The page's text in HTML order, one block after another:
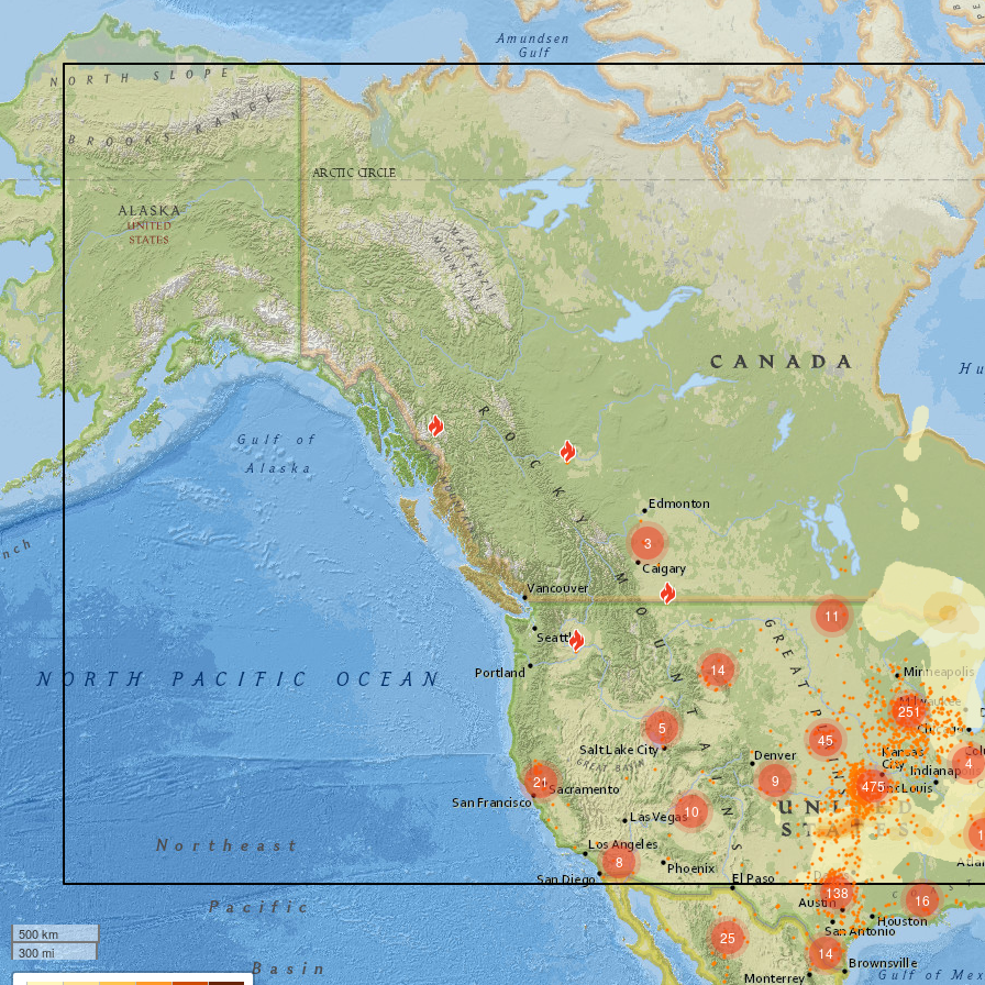
3
21
8
5
9
10
14
16
14
25
138
4
11
45
475
251
500 km
300 mi